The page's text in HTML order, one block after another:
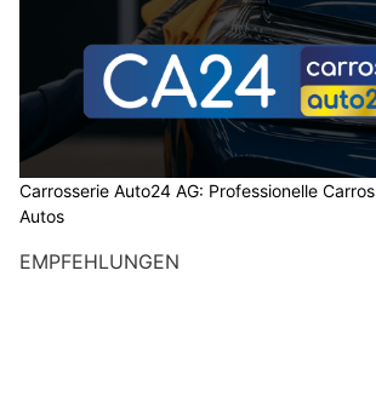
Carrosserie Auto24 AG: Professionelle
Autos
EMPFEHLUNGEN